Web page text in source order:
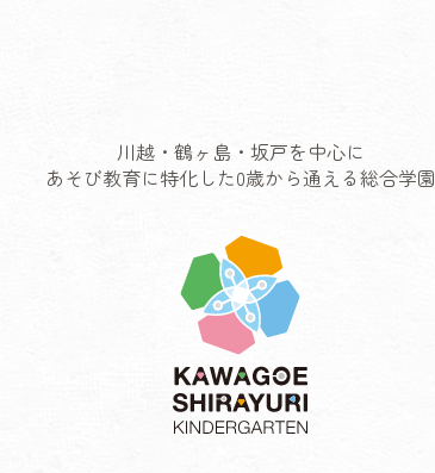
川越・鶴ヶ島・坂戸を中心に
あそび教育に特化した0歳から通える総合学園